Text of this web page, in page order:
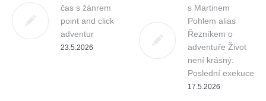
čas s žánrem
point and click
adventur
23.5.2026
s Martinem
Pohlem alias
Řezníkem o
adventuře Život
není krásný:
Poslední exekuce
17.5.2026